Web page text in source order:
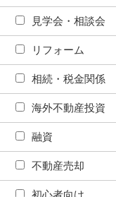
見学会・相談会
リフォーム
相続・税金関係
海外不動産投資
融資
不動産売却
初心者向け